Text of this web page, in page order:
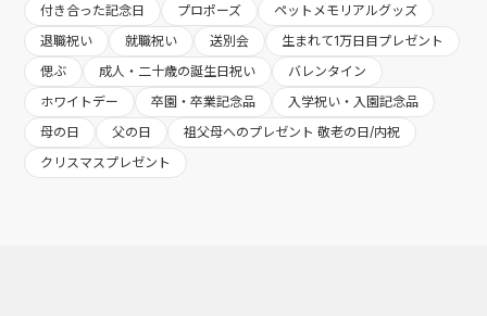
付き合った記念日
プロポーズ
ペットメモリアルグッズ
退職祝い
就職祝い 送別会
生まれて1万日目プレゼント
偲ぶ
成人・二十歳の誕生日祝い
バレンタイン
ホワイトデー
卒園・卒業記念品
入学祝い・入園記念品
母の日
父の日
祖父母へのプレゼント 敬老の日/内祝
クリスマスプレゼント